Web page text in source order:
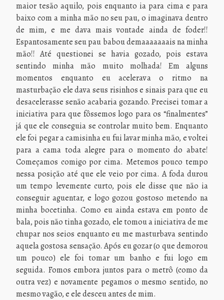
maior tesão aquilo, pois enquanto ia para cima e para
baixo com a minha mão no seu pau, o imaginava dentro
de mim, e me dava mais vontade ainda de foder!!
Espantosamente seu pau babou demaaaaaaais na minha
mão!! Até questionei se havia gozado, pois estava
sentindo minha mão muito molhada! Em alguns
momentos enquanto eu acelerava o ritmo na
masturbação ele dava seus risinhos e sinais para que eu
desacelerasse senão acabaria gozando. Precisei tomar a
iniciativa para que fôssemos logo para os “finalmentes”
já que ele conseguia se controlar muito bem. Enquanto
ele foi pegar a camisinha eu fui lavar minha mão, e voltei
para a cama toda alegre para o momento do abate!
Começamos comigo por cima. Metemos pouco tempo
nessa posição até que ele veio por cima. A foda durou
um tempo levemente curto, pois ele disse que não ia
conseguir aguentar, e logo gozou gostoso metendo na
minha bocetinha. Como eu ainda estava em ponto de
bala, pois não tinha gozado, ele tomou a iniciativa de me
chupar nos seios enquanto eu me masturbava sentindo
aquela gostosa sensação. Após eu gozar (o que demorou
um pouco) ele foi tomar um banho e fui logo em
seguida. Fomos embora juntos para o metrô (como da
outra vez) e novamente pegamos o mesmo sentido, no
mesmo vagão, e ele desceu antes de mim.